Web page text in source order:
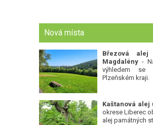
Nová místa
Březová
Magdalény-
výhledem se
Plzeňském kraji.
Kaštanová alej
okrese Liberec
alej památných